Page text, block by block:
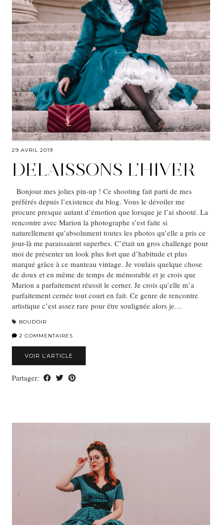
29 AVRIL 2019
DELAISSONS L’HIVER
Bonjour mes jolies pin-up ! Ce shooting fait parti de mes
préférés depuis l’existence du blog. Vous le dévoiler me
procure presque autant d’émotion que lorsque je l’ai shooté. La
rencontre avec Marion la photographe s’est faite si
naturellement qu’absolument toutes les photos qu’elle a pris ce
jour-là me paraissaient superbes. C’était un gros challenge pour
moi de présenter un look plus fort que d’habitude et plus
marqué grâce à ce manteau vintage. Je voulais quelque chose
de doux et en même de temps de mémorable et je crois que
Marion a parfaitement réussit le cerner. Je crois qu’elle m’a
parfaitement cernée tout court en fait. Ce genre de rencontre
artistique c’est assez rare pour être soulignée alors je…
BOUDOIR
2 COMMENTAIRES
VOIR L’ARTICLE
Partager: